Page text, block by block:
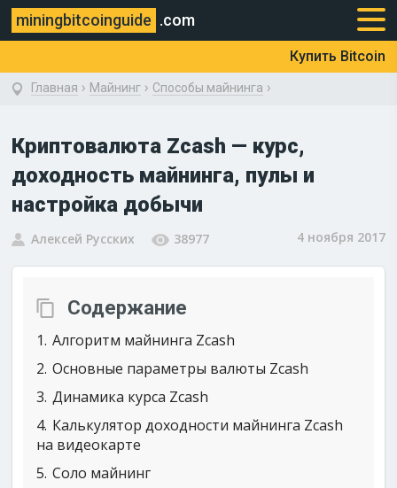
miningbitcoinguide .com
Купить Bitcoin
Главная › Майнинг › Способы майнинга ›
Криптовалюта Zcash — курс,
доходность майнинга, пулы и
настройка добычи
Алексей Русских 38977 4 ноября 2017
Содержание
1 Алгоритм майнинга Zcash
2 Основные параметры валюты Zcash
3 Динамика курса Zcash
4 Калькулятор доходности майнинга Zcash
на видеокарте
5 Соло майнинг